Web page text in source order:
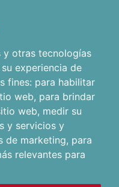
y otras tecnologías
experiencia de
fines: para habilitar
web, para brindar
web, medir su
y servicios y
de marketing, para
relevantes para